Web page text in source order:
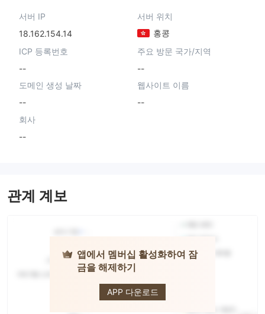
서버 IP
18.162.154.14
서버 위치
홍콩
ICP 등록번호
--
주요 방문 국가/지역
--
도메인 생성 날짜
--
웹사이트 이름
--
회사
--
관계 계보
앱에서 멤버십 활성화하여 잠
금을 해제하기
APP 다운로드
A Book